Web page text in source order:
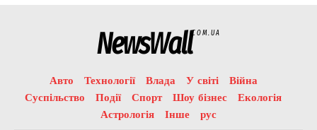
NewsWallCOM.UA
Авто Технології Влада У світі
Війна
Суспільство
Події Спорт Шоу бізнес
Екологія
Астрологія
Інше рус